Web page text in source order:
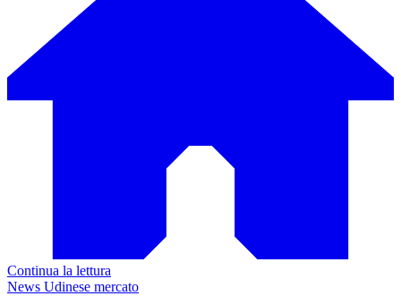
Continua la lettura
News Udinese mercato